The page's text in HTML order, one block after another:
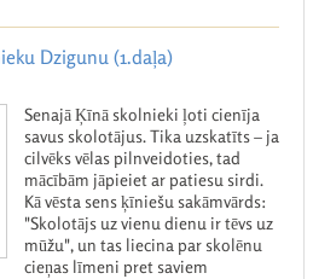
Dzigunu (1.daļa)
Senajā Ķīnā skolnieki ļoti cienīja
savus skolotājus. Tika uzskatīts – ja
cilvēks vēlas pilnveidoties, tad
mācībām jāpieiet ar patiesu sirdi.
Kā vēsta sens ķīniešu sakāmvārds:
"Skolotājs uz vienu dienu ir tēvs uz
mūžu", un tas liecina par skolēnu
cieņas līmeni pret saviem